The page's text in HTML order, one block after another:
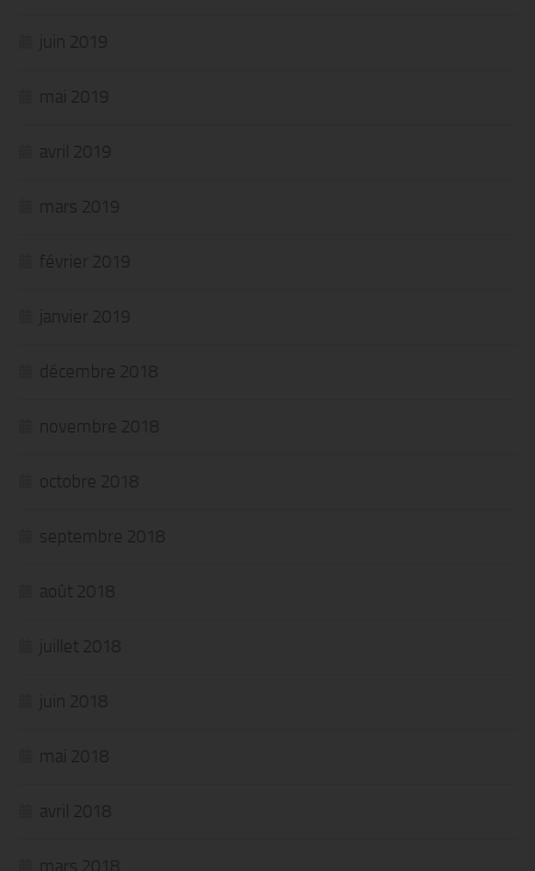
juin 2019
mai 2019
avril 2019
mars 2019
février 2019
janvier 2019
décembre 2018
novembre 2018
octobre 2018
septembre 2018
août 2018
juillet 2018
juin 2018
mai 2018
avril 2018
mars 2018